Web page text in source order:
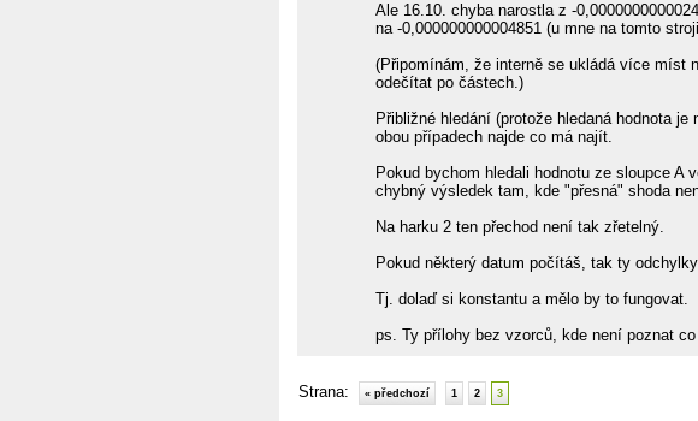
Ale 16.10. chyba narostla z -
na -0,000000000004851 (u mne na tomto
(Připomínám, že interně se ukládá více míst
odečítat po částech.)
Přibližné hledání (protože hledaná hodnota
obou případech najde co má najít.
Pokud bychom hledali hodnotu ze sloupce
chybný výsledek tam, kde "přesná" shoda
Na harku 2 ten přechod není tak zřetelný.
Pokud některý datum počítáš, tak ty
Tj. dolaď si konstantu a mělo by to fungovat.
ps. Ty přílohy bez vzorců, kde není poznat
Strana: « předchozí 1 2 3